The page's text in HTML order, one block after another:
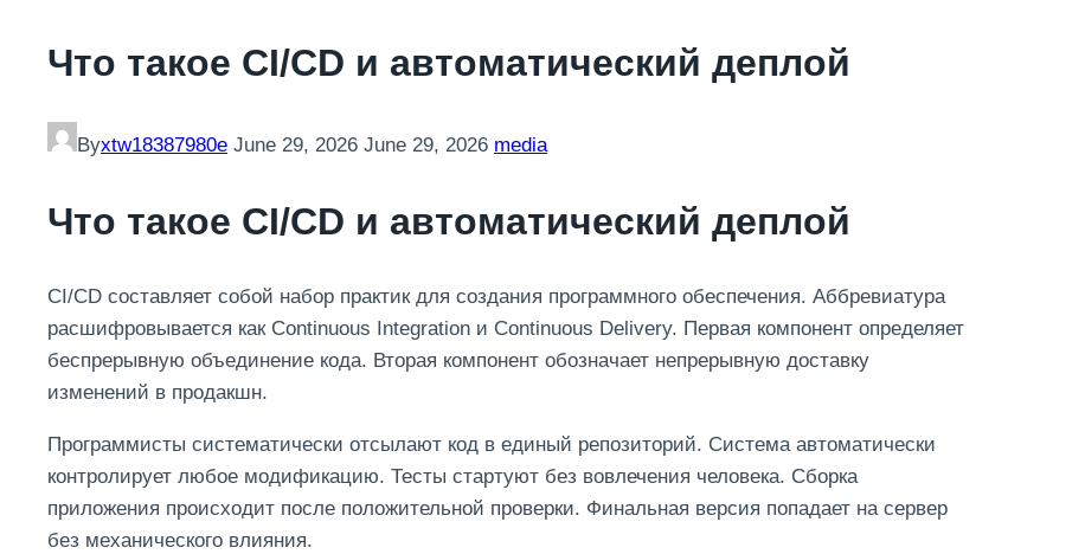
Что такое CI/CD и автоматический деплой
Byxtw18387980e June 29, 2026 June 29, 2026 media
Что такое CI/CD и автоматический деплой
CI/CD составляет собой набор практик для создания программного обеспечения. Аббревиатура
расшифровывается как Continuous Integration и Continuous Delivery. Первая компонент определяет
беспрерывную объединение кода. Вторая компонент обозначает непрерывную доставку
изменений в продакшн.
Программисты систематически отсылают код в единый репозиторий. Система автоматически
контролирует любое модификацию. Тесты стартуют без вовлечения человека. Сборка
приложения происходит после положительной проверки. Финальная версия попадает на сервер
без механического влияния.